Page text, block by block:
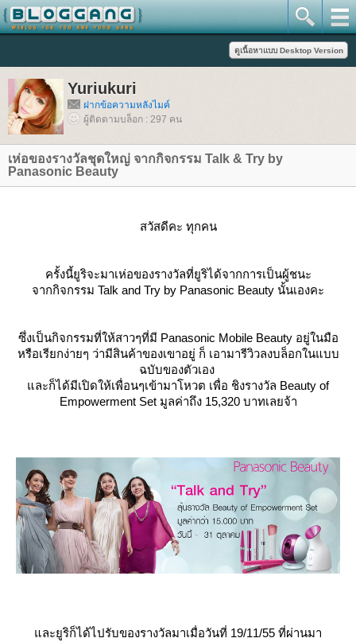
Yuriukuri
ฝากข้อความหลังไมค์
ผู้ติดตามบล็อก : 297 คน
เห่อของรางวัลชุดใหญ่ จากกิจกรรม Talk & Try by
Panasonic Beauty
สวัสดีคะ ทุกคน
ครั้งนี้ยูริจะมาเห่อของรางวัลที่ยูริได้จากการเป็นผู้ชนะ
จากกิจกรรม Talk and Try by Panasonic Beauty นั้นเองคะ
ซึ่งเป็นกิจกรรมที่ให้สาวๆที่มี Panasonic Mobile Beauty อยู่ในมือ
หรือเรียกง่ายๆ ว่ามีสินค้าของเขาอยู่ ก็ เอามารีวิวลงบล็อกในแบบ
ฉบับของตัวเอง
ละก็ได้มีเปิดให้เพื่อนๆเข้ามาโหวต เพื่อ ชิงรางวัล Beauty of
Empowerment Set มูลค่าถึง 15,320บาทเลยจ้า
ละยูริก็ได้ไปรับของรางวัลมาเมื่อวันที่ 19/11/55 ที่ผ่านมา